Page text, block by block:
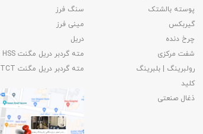
پوسته بالشتک
گیربکس
چرخ دنده
شفت مرکزی
رولبرینگ | بلبرینگ
کلید
ذغال صنعتی
سنگ فرز
مینی فرز
دریل
مته گردبر دریل مگنت HSS
مته گردبر دریل مگنت TCT